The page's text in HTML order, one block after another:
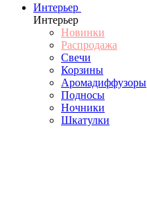
Интерьер
Интерьер
Новинки
Распродажа
Свечи
Корзины
Аромадиффузоры
Подносы
Ночники
Шкатулки